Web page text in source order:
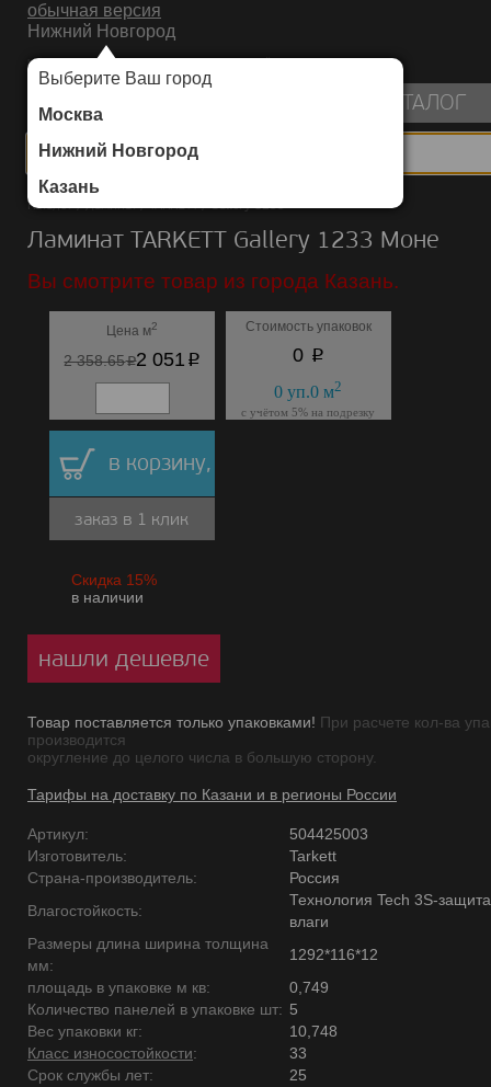
обычная версия
Нижний Новгород
Выберите Ваш город
Москва
Нижний Новгород
Казань
ИНТЕРНЕТ-МАГАЗИН НАПОЛЬНЫХ ПОКРЫТИЙ
КАТАЛОГ
Каталог/Ламинат/TARKETT/Gallery 1233
Ламинат TARKETT Gallery 1233 Mоне
Вы смотрите товар из города Казань.
Цена м2
2 358.65p2 051 p
Стоимость упаковок
0 p
0 уп.0 м2
с учётом 5% на подрезку
в корзину,
заказ в 1 клик
Скидка 15%
в наличии
нашли дешевле
Товар поставляется только упаковками! При расчете кол-ва
производится
округление до целого числа в большую сторону.
Тарифы на доставку по Казани и в регионы России
Артикул:
504425003
Изготовитель:
Tarkett
Страна-производитель:
Россия
Влагостойкость:
Технология Tech 3S-
влаги
Размеры длина ширина толщина
мм:
1292*116*12
площадь в упаковке м кв:
0,749
Количество панелей в упаковке шт: 5
Вес упаковки кг:
10,748
Класс износостойкости:
33
Срок службы лет:
25